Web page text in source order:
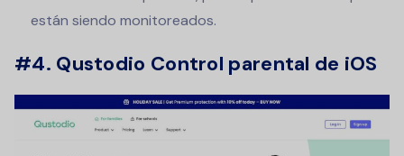
están siendo monitoreados.
#4. Qustodio Control parental de iOS